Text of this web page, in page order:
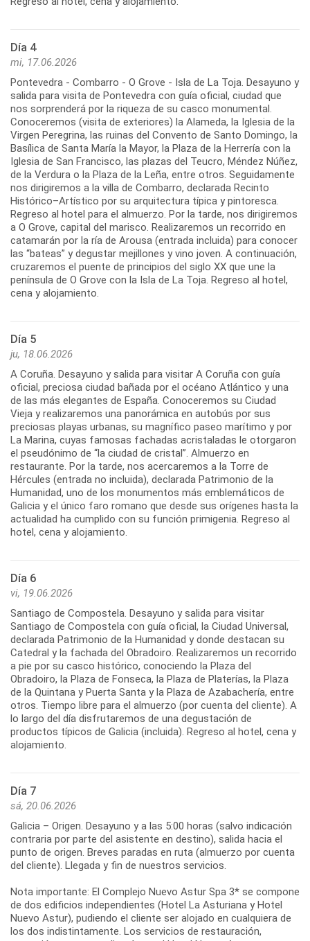
Día 4
mi, 17.06.2026
Pontevedra - Combarro - O Grove - Isla de La Toja. Desayuno y
salida para visita de Pontevedra con guía oficial, ciudad que
nos sorprenderá por la riqueza de su casco monumental.
Conoceremos (visita de exteriores) la Alameda, la Iglesia de la
Virgen Peregrina, las ruinas del Convento de Santo Domingo, la
Basílica de Santa María la Mayor, la Plaza de la Herrería con la
Iglesia de San Francisco, las plazas del Teucro, Méndez Núñez,
de la Verdura o la Plaza de la Leña, entre otros. Seguidamente
nos dirigiremos a la villa de Combarro, declarada Recinto
Histórico–Artístico por su arquitectura típica y pintoresca.
Regreso al hotel para el almuerzo. Por la tarde, nos dirigiremos
a O Grove, capital del marisco. Realizaremos un recorrido en
catamarán por la ría de Arousa (entrada incluida) para conocer
las “bateas” y degustar mejillones y vino joven. A continuación,
cruzaremos el puente de principios del siglo XX que une la
península de O Grove con la Isla de La Toja. Regreso al hotel,
Día 5
ju, 18.06.2026
A Coruña. Desayuno y salida para visitar A Coruña con guía
oficial, preciosa ciudad bañada por el océano Atlántico y una
de las más elegantes de España. Conoceremos su Ciudad
Vieja y realizaremos una panorámica en autobús por sus
preciosas playas urbanas, su magnífico paseo marítimo y por
La Marina, cuyas famosas fachadas acristaladas le otorgaron
el pseudónimo de “la ciudad de cristal”. Almuerzo en
restaurante. Por la tarde, nos acercaremos a la Torre de
Hércules (entrada no incluida), declarada Patrimonio de la
Humanidad, uno de los monumentos más emblemáticos de
Galicia y el único faro romano que desde sus orígenes hasta la
actualidad ha cumplido con su función primigenia. Regreso al
Día 6
vi, 19.06.2026
Santiago de Compostela. Desayuno y salida para visitar
Santiago de Compostela con guía oficial, la Ciudad Universal,
declarada Patrimonio de la Humanidad y donde destacan su
Catedral y la fachada del Obradoiro. Realizaremos un recorrido
a pie por su casco histórico, conociendo la Plaza del
Obradoiro, la Plaza de Fonseca, la Plaza de Platerías, la Plaza
de la Quintana y Puerta Santa y la Plaza de Azabachería, entre
otros. Tiempo libre para el almuerzo (por cuenta del cliente). A
lo largo del día disfrutaremos de una degustación de
productos típicos de Galicia (incluida). Regreso al hotel, cena y
Día 7
sá, 20.06.2026
Galicia – Origen. Desayuno y a las 5:00 horas (salvo indicación
contraria por parte del asistente en destino), salida hacia el
punto de origen. Breves paradas en ruta (almuerzo por cuenta
del cliente). Llegada y fin de nuestros servicios.
Nota importante: El Complejo Nuevo Astur Spa 3* se compone
de dos edificios independientes (Hotel La Asturiana y Hotel
Nuevo Astur), pudiendo el cliente ser alojado en cualquiera de
los dos indistintamente. Los servicios de restauración,